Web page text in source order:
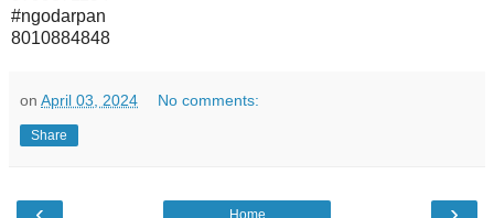
#ngodarpan
8010884848
on April 03, 2024 No comments:
Share
Home